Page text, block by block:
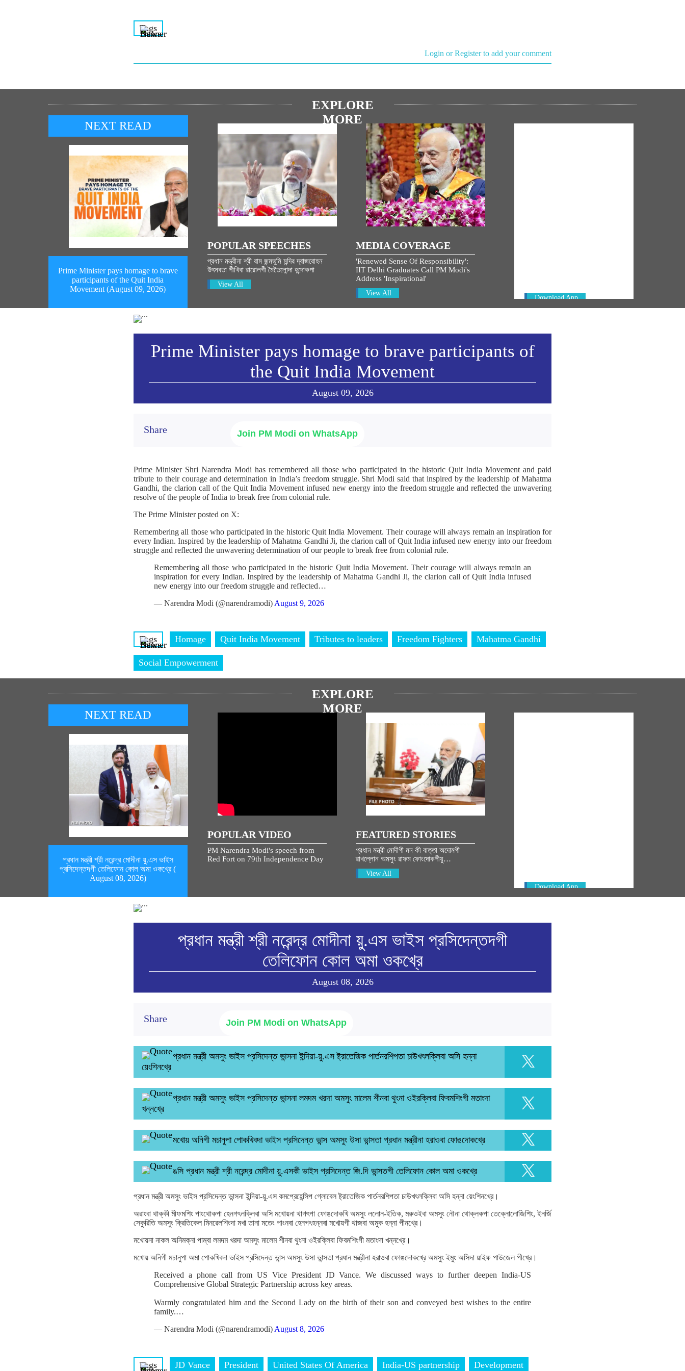
Tags
Login or Register to add your comment
EXPLORE
MORE
NEXT READ
Prime Minister pays homage to brave
participants of the Quit India
Movement (August 09, 2026)
POPULAR SPEECHES
প্রধান মন্ত্রীনা শ্রী রাম জন্মভুমি মন্দির দ্বাজরোহন
উৎসবতা পীখিবা ৱারোলগী মৈতৈলোন্দা হন্দোকপা
View All
MEDIA COVERAGE
'Renewed Sense Of Responsibility':
IIT Delhi Graduates Call PM Modi's
Address 'Inspirational'
View All
Download App
Prime Minister pays homage to brave participants of
the Quit India Movement
August 09, 2026
Share Join PM Modi on WhatsApp
Prime Minister Shri Narendra Modi has remembered all those who participated in the historic Quit India Movement and paid
tribute to their courage and determination in India’s freedom struggle. Shri Modi said that inspired by the leadership of Mahatma
Gandhi, the clarion call of the Quit India Movement infused new energy into the freedom struggle and reflected the unwavering
resolve of the people of India to break free from colonial rule.
The Prime Minister posted on X:
Remembering all those who participated in the historic Quit India Movement. Their courage will always remain an inspiration for
every Indian. Inspired by the leadership of Mahatma Gandhi Ji, the clarion call of Quit India infused new energy into our freedom
struggle and reflected the unwavering determination of our people to break free from colonial rule.
Remembering all those who participated in the historic Quit India Movement. Their courage will always remain an
inspiration for every Indian. Inspired by the leadership of Mahatma Gandhi Ji, the clarion call of Quit India infused
new energy into our freedom struggle and reflected…
— Narendra Modi (@narendramodi) August 9, 2026
Tags Homage Quit India Movement Tributes to leaders Freedom Fighters Mahatma Gandhi
Social Empowerment
EXPLORE
MORE
NEXT READ
প্রধান মন্ত্রী শ্রী নরেন্দ্র মোদীনা য়ু.এস ভাইস
প্রসিদেন্তদগী তেলিফোন কোল অমা ওকখ্রে (
August 08, 2026)
POPULAR VIDEO
PM Narendra Modi's speech from
Red Fort on 79th Independence Day
FEATURED STORIES
প্রধান মন্ত্রী মোদীগী মন কী বাত্তা অদোমগী
ৱাখল্লোন অমসুং ৱাফম ফোংদোকপীয়ু…
View All
Download App
প্রধান মন্ত্রী শ্রী নরেন্দ্র মোদীনা য়ু.এস ভাইস প্রসিদেন্তদগী
তেলিফোন কোল অমা ওকখ্রে
August 08, 2026
Share Join PM Modi on WhatsApp
প্রধান মন্ত্রী অমসুং ভাইস প্রসিদেন্ত ভান্সনা ইন্দিয়া-য়ু.এস ষ্ট্রাতেজিক পার্তনরশিপতা চাউখৎলক্লিবা অসি হন্না
য়েংশিনখ্রে
প্রধান মন্ত্রী অমসুং ভাইস প্রসিদেন্ত ভান্সনা লমদম খরদা অমসুং মালেম শীনবা থুংনা ওইরক্লিবা ফিবমশিংগী মতাংদা
খন্নখ্রে
মখোয় অনিগী মচানুপা পোকখিবদা ভাইস প্রসিদেন্ত ভান্স অমসুং উসা ভান্সতা প্রধান মন্ত্রীনা হরাওবা ফোঙদোকখ্রে
ঙসি প্রধান মন্ত্রী শ্রী নরেন্দ্র মোদীনা য়ু.এসকী ভাইস প্রসিদেন্ত জি.দি ভান্সতগী তেলিফোন কোল অমা ওকখ্রে
প্রধান মন্ত্রী অমসুং ভাইস প্রসিদেন্ত ভান্সনা ইন্দিয়া-য়ু.এস কমপ্রেহেন্সিপ গ্লোবেল ষ্ট্রাতেজিক পার্তনরশিপতা চাউখৎলক্লিবা অসি হন্না য়েংশিনখ্রে।
অৱাংবা থাক্কী মীফমশিং পাংথোকপা হেনগৎলক্লিবা অসি মখোয়না থাগৎপা ফোঙদোকখি অমসুং ললোন-ইতিক, মরুওইবা অমসুং নৌনা থোক্লকপা তেক্নোলোজিশিং, ইনর্জি
সেকুরিতি অমসুং ক্রিতিকেল মিনরেলশিংদা মখা তানা মতেং পাংনবা হেনগৎহন্নবা মখোয়গী থাজবা অমুক হন্না পীনখ্রে।
মখোয়না নাকল অনিমক্না পাম্বা লমদম খরদা অমসুং মালেম শীনবা থুংনা ওইরক্লিবা ফিবমশিংগী মতাংদা খন্নখ্রে।
মখোয় অনিগী মচানুপা অমা পোকখিবদা ভাইস প্রসিদেন্ত ভান্স অমসুং উসা ভান্সতা প্রধান মন্ত্রীনা হরাওবা ফোঙদোকখ্রে অমসুং ইমুং অসিদা য়াইফ পাউজেল পীখ্রে।
Received a phone call from US Vice President JD Vance. We discussed ways to further deepen India-US
Comprehensive Global Strategic Partnership across key areas.
Warmly congratulated him and the Second Lady on the birth of their son and conveyed best wishes to the entire
family.…
— Narendra Modi (@narendramodi) August 8, 2026
Tags JD Vance President United States Of America India-US partnership Development